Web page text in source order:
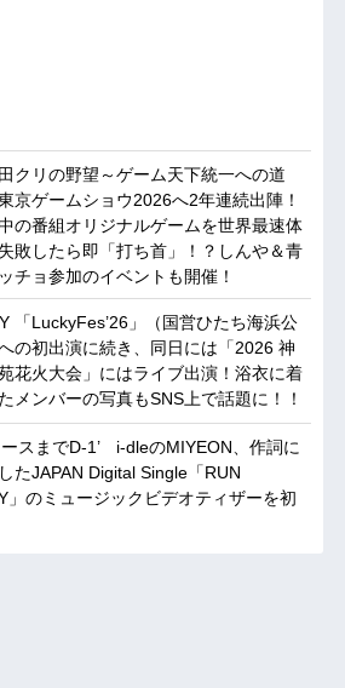
田クリの野望～ゲーム天下統一への道
京ゲームショウ2026へ2年連続出陣！
の番組オリジナルゲームを世界最速体
敗したら即「打ち首」！？しんや＆青
チョ参加のイベントも開催！
「LuckyFes’26」（国営ひたち海浜公
の初出演に続き、同日には「2026 神
花火大会」にはライブ出演！浴衣に着
メンバーの写真もSNS上で話題に！！
ースまでD-1’ i-dleのMIYEON、作詞に
たJAPAN Digital Single「RUN
」のミュージックビデオティザーを初